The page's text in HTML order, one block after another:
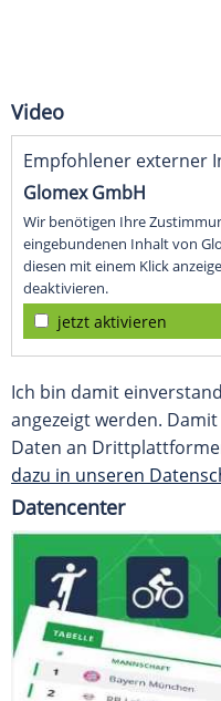
Video
Empfohlener externer
Glomex GmbH
Wir benötigen Ihre
eingebundenen Inhalt von
diesen mit einem Klick
deaktivieren.
jetzt aktivieren
Ich bin damit
angezeigt werden.
Daten an
dazu in unseren
Datencenter